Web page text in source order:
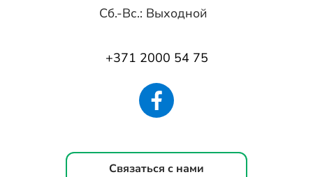
Сб.-Вс.: Выходной
+371 2000 54 75
Связаться с нами